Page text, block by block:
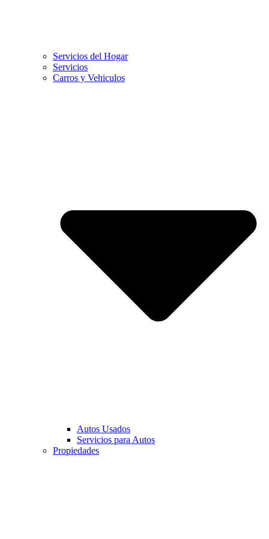
Servicios del Hogar
Servicios
Carros y Vehiculos
Autos Usados
Servicios para Autos
Propiedades